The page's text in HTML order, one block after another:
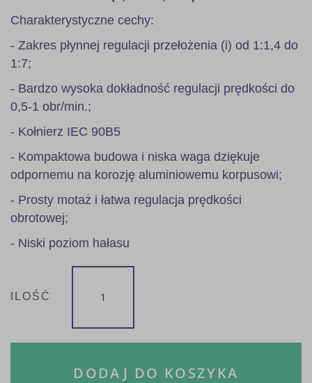
Charakterystyczne cechy:
- Zakres płynnej regulacji przełożenia (i) od 1:1,4 do
1:7;
- Bardzo wysoka dokładność regulacji prędkości do
0,5-1 obr/min.;
- Kołnierz IEC 90B5
- Kompaktowa budowa i niska waga dziękuje
odpornemu na korozję aluminiowemu korpusowi;
- Prosty motaż i łatwa regulacja prędkości
obrotowej;
- Niski poziom hałasu
ILOŚĆ
DODAJ DO KOSZYKA